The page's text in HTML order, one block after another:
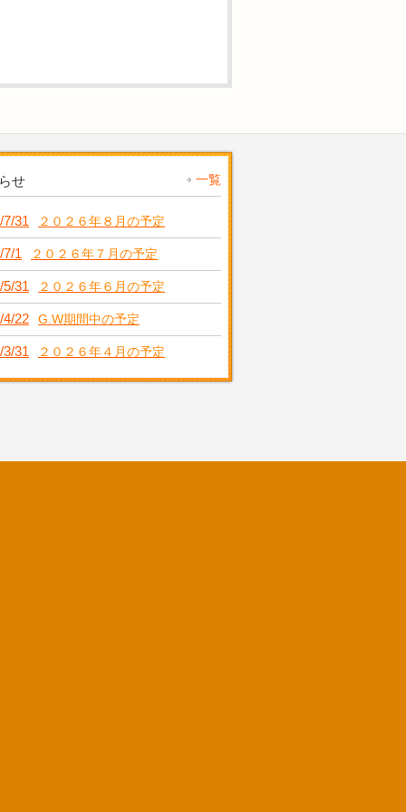
せ 一覧
7/31 ２０２６年８月の予定
7/1 ２０２６年７月の予定
5/31 ２０２６年６月の予定
4/22 G.W期間中の予定
3/31 ２０２６年４月の予定